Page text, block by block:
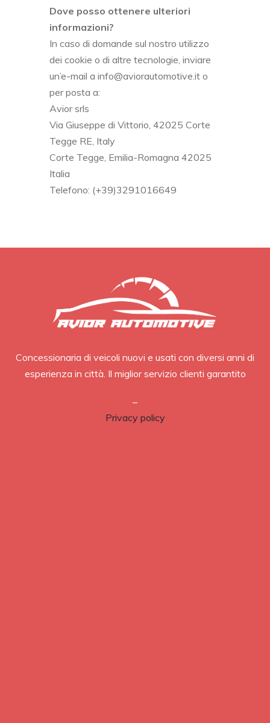
Dove posso ottenere ulteriori
informazioni?
In caso di domande sul nostro utilizzo
dei cookie o di altre tecnologie, inviare
un’e-mail a info@aviorautomotive.it o
per posta a:
Avior srls
Via Giuseppe di Vittorio, 42025 Corte
Tegge RE, Italy
Corte Tegge, Emilia-Romagna 42025
Italia
Telefono: (+39)3291016649
Concessionaria di veicoli nuovi e usati con diversi anni di
esperienza in città. Il miglior servizio clienti garantito
–
Privacy policy